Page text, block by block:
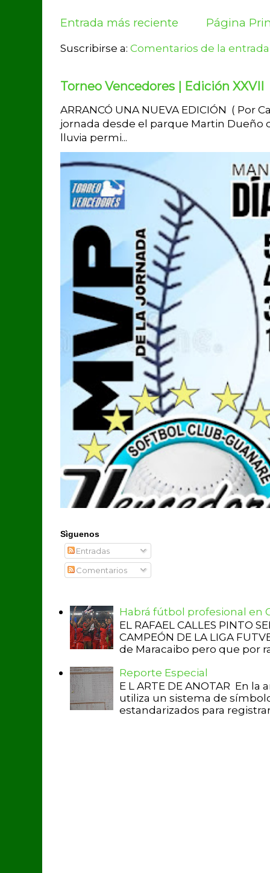
Entrada más reciente Página
Suscribirse a: Comentarios de la
Torneo Vencedores | Edición XXVII
ARRANCÓ UNA NUEVA EDICIÓN ( Por
jornada desde el parque Martin Dueño
lluvia permi...
Sìguenos
Entradas
Comentarios
Habrá fútbol profesional en
EL RAFAEL CALLES PINTO
CAMPEÓN DE LA LIGA
de Maracaibo pero que por
Reporte Especial
E L ARTE DE ANOTAR En
utiliza un sistema de
estandarizados para